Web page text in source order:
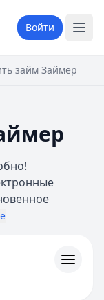
Войти
займ Займер